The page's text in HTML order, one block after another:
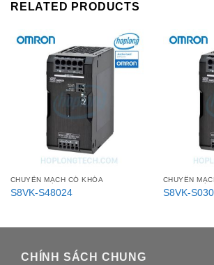
RELATED PRODUCTS
CHUYỂN MẠCH CÓ KHÓA
S8VK-S48024
CHUYỂN
S8VK-
CHÍNH SÁCH CHUNG